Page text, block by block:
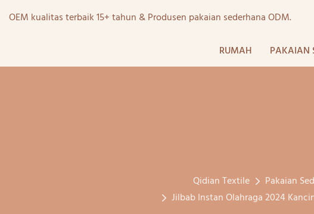
OEM kualitas terbaik 15+ tahun & Produsen pakaian sederhana ODM.
RUMAH PAKAIAN
Qidian Textile Pakaian
Jilbab Instan Olahraga 2024